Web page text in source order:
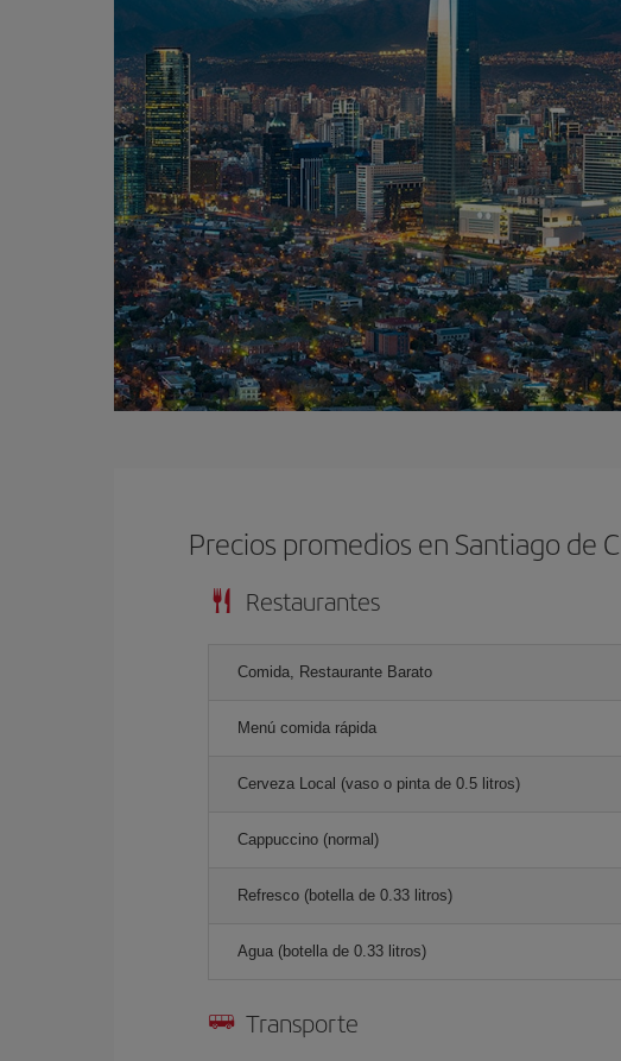
Precios promedios en Santiago de
Restaurantes
Comida, Restaurante Barato
Menú comida rápida
Cerveza Local (vaso o pinta de 0.5 litros)
Cappuccino (normal)
Refresco (botella de 0.33 litros)
Agua (botella de 0.33 litros)
Transporte